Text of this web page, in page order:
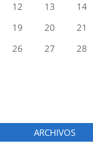
12 13 14
19 20 21
26 27 28
ARCHIVOS